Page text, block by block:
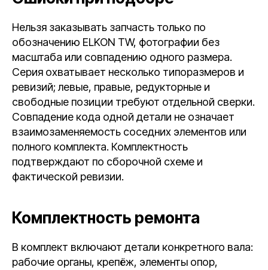
Нельзя заказывать запчасть только по
обозначению ELKON TW, фотографии без
масштаба или совпадению одного размера.
Серия охватывает несколько типоразмеров и
ревизий; левые, правые, редукторные и
свободные позиции требуют отдельной сверки.
Совпадение кода одной детали не означает
взаимозаменяемость соседних элементов или
полного комплекта. Комплектность
подтверждают по сборочной схеме и
фактической ревизии.
Комплектность ремонта
В комплект включают детали конкретного вала:
рабочие органы, крепёж, элементы опор,